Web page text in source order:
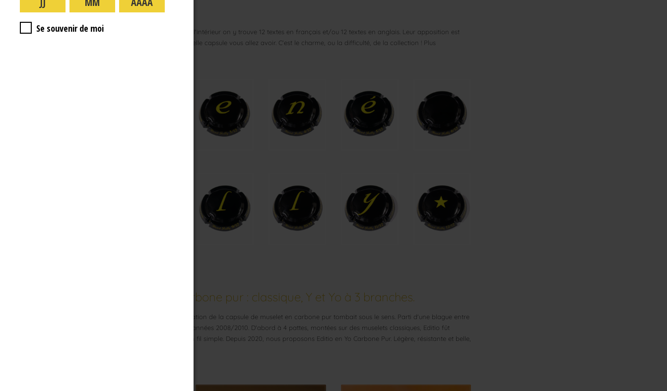
Actuellement sur une partie de notre gamme. A l'intérieur on y trouve 12 textes en français et/ou 12 textes en anglais. Leur apposition est
totalement hasardeuse. Impossible de prédir quelle capsule vous allez avoir. C'est le charme, ou la difficulté, de la collection ! Plus
Editio : Des capsules en carbone pur : classique, Y et Yo à 3 branches.
Pour parfaire un coffret de haute tenue, l'innovation de la capsule de muselet en carbone pur tombait sous le sens. Parti d'une blague entre
amis, le projet pris rapidement forme dans les années 2008/2010. D'abord à 4 pattes, montées sur des muselets classiques, Editio fût
rapidement dotée du muselet Y à trois pattes en fil simple. Depuis 2020, nous proposons Editio en Yo Carbone Pur. Légère, résistante et belle,
Se souvenir de moi